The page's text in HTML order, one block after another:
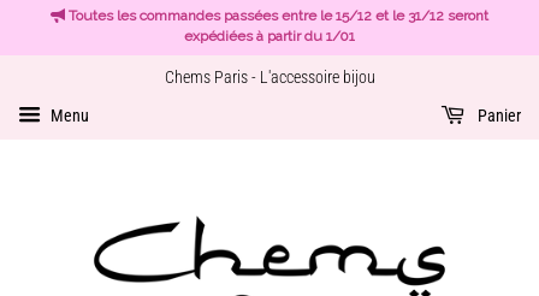
Toutes les commandes passées entre le 15/12 et le 31/12 seront
expédiées à partir du 1/01
Chems Paris - L'accessoire bijou
Menu Panier